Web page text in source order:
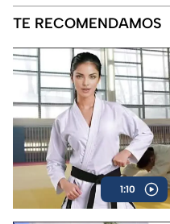
TE RECOMENDAMOS
1:10